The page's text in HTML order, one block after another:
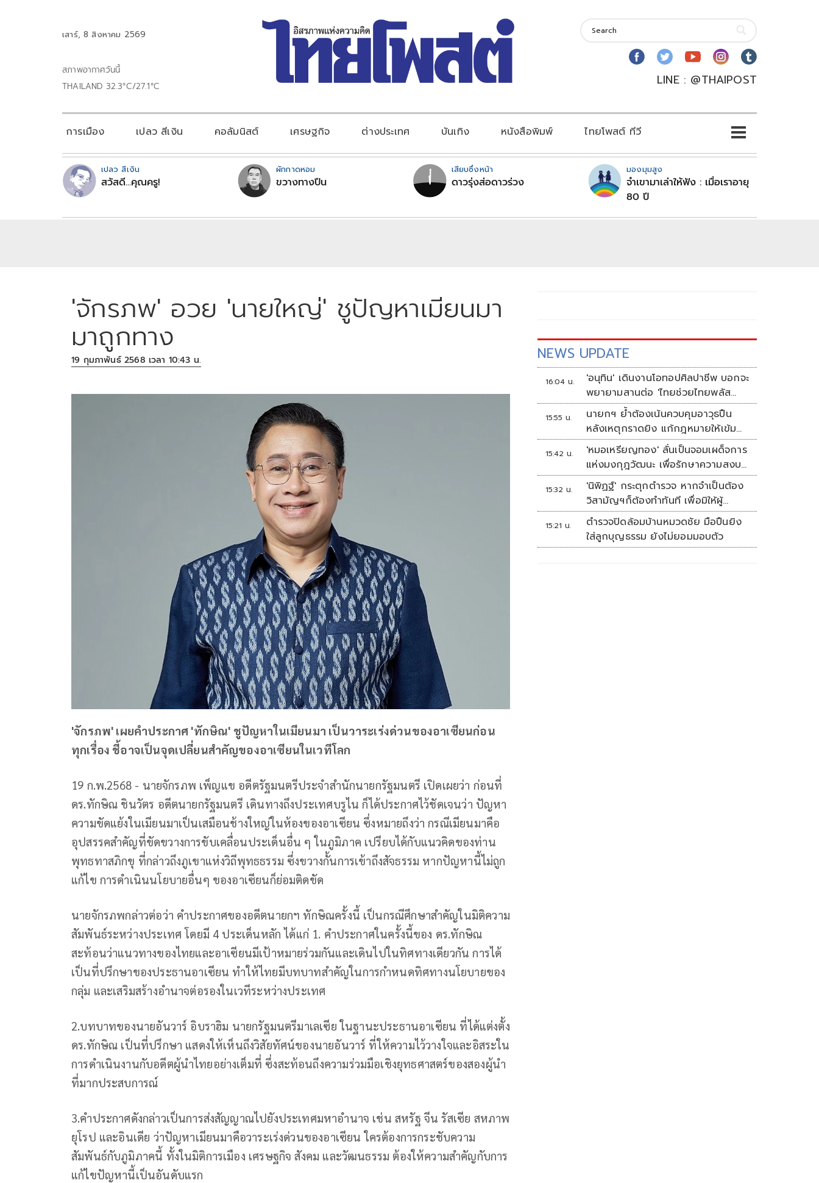
เสาร์, 8 สิงหาคม 2569
สภาพอากาศวันนี้
THAILAND 32.3°C/27.1°C
LINE : @THAIPOST
การเมือง เปลว สีเงิน คอลัมนิสต์ เศรษฐกิจ ต่างประเทศ บันเทิง หนังสือพิมพ์ ไทยโพสต์ ทีวี
เปลว สีเงิน
สวัสดี...คุณครู!
ผักกาดหอม
ขวางทางปืน
เสียบซึ่งหน้า
ดาวรุ่งส่อดาวร่วง
มองมุมสูง
จำเขามาเล่าให้ฟัง : เมื่อเราอายุ
80 ปี
'จักรภพ' อวย 'นายใหญ่' ชูปัญหาเมียนมา
มาถูกทาง
19 กุมภาพันธ์ 2568 เวลา 10:43 น.
'จักรภพ' เผยคำประกาศ 'ทักษิณ' ชูปัญหาในเมียนมา เป็นวาระเร่งด่วนของอาเซียนก่อน
ทุกเรื่อง ชี้อาจเป็นจุดเปลี่ยนสำคัญของอาเซียนในเวทีโลก
19 ก.พ.2568 - นายจักรภพ เพ็ญแข อดีตรัฐมนตรีประจำสำนักนายกรัฐมนตรี เปิดเผยว่า ก่อนที่
ดร.ทักษิณ ชินวัตร อดีตนายกรัฐมนตรี เดินทางถึงประเทศบรูไน ก็ได้ประกาศไว้ชัดเจนว่า ปัญหา
ความขัดแย้งในเมียนมาเป็นเสมือนช้างใหญ่ในห้องของอาเซียน ซึ่งหมายถึงว่า กรณีเมียนมาคือ
อุปสรรคสำคัญที่ขัดขวางการขับเคลื่อนประเด็นอื่น ๆ ในภูมิภาค เปรียบได้กับแนวคิดของท่าน
พุทธทาสภิกขุ ที่กล่าวถึงภูเขาแห่งวิถีพุทธธรรม ซึ่งขวางกั้นการเข้าถึงสัจธรรม หากปัญหานี้ไม่ถูก
แก้ไข การดำเนินนโยบายอื่นๆ ของอาเซียนก็ย่อมติดขัด
นายจักรภพกล่าวต่อว่า คำประกาศของอดีตนายกฯ ทักษิณครั้งนี้ เป็นกรณีศึกษาสำคัญในมิติความ
สัมพันธ์ระหว่างประเทศ โดยมี 4 ประเด็นหลัก ได้แก่ 1. คำประกาศในครั้งนี้ของ ดร.ทักษิณ
สะท้อนว่าแนวทางของไทยและอาเซียนมีเป้าหมายร่วมกันและเดินไปในทิศทางเดียวกัน การได้
เป็นที่ปรึกษาของประธานอาเซียน ทำให้ไทยมีบทบาทสำคัญในการกำหนดทิศทางนโยบายของ
กลุ่ม และเสริมสร้างอำนาจต่อรองในเวทีระหว่างประเทศ
2.บทบาทของนายอันวาร์ อิบราฮิม นายกรัฐมนตรีมาเลเซีย ในฐานะประธานอาเซียน ที่ได้แต่งตั้ง
ดร.ทักษิณ เป็นที่ปรึกษา แสดงให้เห็นถึงวิสัยทัศน์ของนายอันวาร์ ที่ให้ความไว้วางใจและอิสระใน
การดำเนินงานกับอดีตผู้นำไทยอย่างเต็มที่ ซึ่งสะท้อนถึงความร่วมมือเชิงยุทธศาสตร์ของสองผู้นำ
ที่มากประสบการณ์
3.คำประกาศดังกล่าวเป็นการส่งสัญญาณไปยังประเทศมหาอำนาจ เช่น สหรัฐ จีน รัสเซีย สหภาพ
ยุโรป และอินเดีย ว่าปัญหาเมียนมาคือวาระเร่งด่วนของอาเซียน ใครต้องการกระชับความ
สัมพันธ์กับภูมิภาคนี้ ทั้งในมิติการเมือง เศรษฐกิจ สังคม และวัฒนธรรม ต้องให้ความสำคัญกับการ
แก้ไขปัญหานี้เป็นอันดับแรก
NEWS UPDATE
16:04 น.
'อนุทิน' เดินงานโอทอปศิลปาชีพ บอกจะ
พยายามสานต่อ 'ไทยช่วยไทยพลัส
เฟส 2'
15:55 น.
นายกฯ ย้ำต้องเน้นควบคุมอาวุธปืน
หลังเหตุกราดยิง แก้กฎหมายให้เข้ม
งวด ตั้งด่านตรวจเพิ่ม
15:42 น.
'หมอเหรียญทอง' ลั่นเป็นจอมเผด็จการ
แห่งมงกุฎวัฒนะ เพื่อรักษาความสงบ
ปลอดภัยภายในรพ.
15:32 น.
'นิพิฏฐ์' กระตุกตำรวจ หากจำเป็นต้อง
วิสามัญฯก็ต้องทำทันที เพื่อมิให้ผู้
บริสุทธิ์เสียชีวิตเพิ่ม
15:21 น.
ตำรวจปิดล้อมบ้านหมวดชัย มือปืนยิง
ใส่ลูกบุญธรรม ยังไม่ยอมมอบตัว